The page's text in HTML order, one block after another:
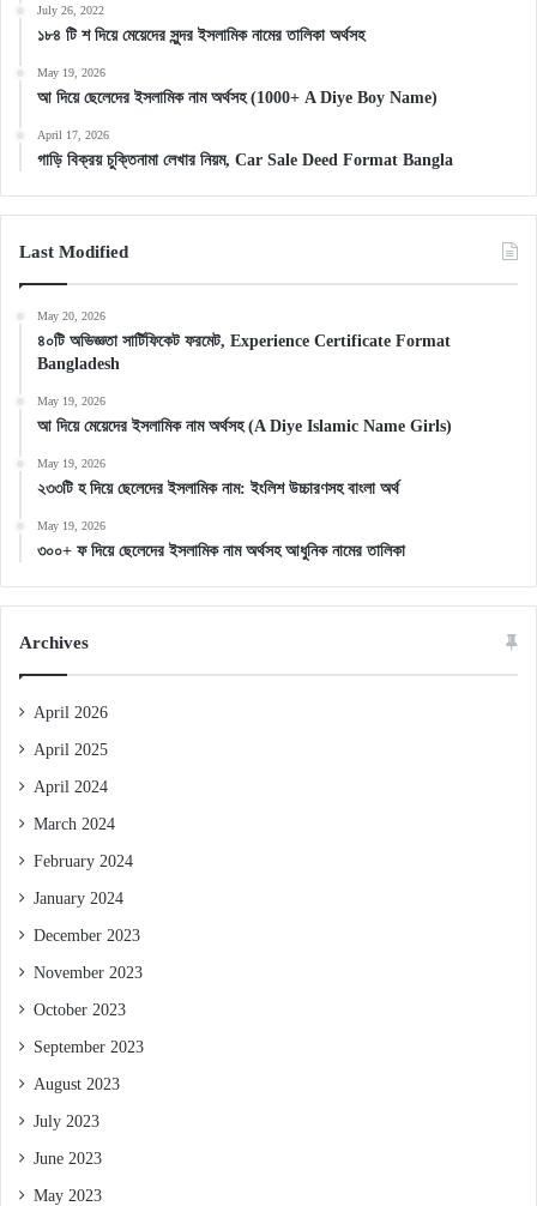
July 26, 2022
১৮৪ টি শ দিয়ে মেয়েদের সুন্দর ইসলামিক নামের তালিকা অর্থসহ
May 19, 2026
আ দিয়ে ছেলেদের ইসলামিক নাম অর্থসহ (1000+ A Diye Boy Name)
April 17, 2026
গাড়ি বিক্রয় চুক্তিনামা লেখার নিয়ম, Car Sale Deed Format Bangla
Last Modified
May 20, 2026
৪০টি অভিজ্ঞতা সার্টিফিকেট ফরমেট, Experience Certificate Format
Bangladesh
May 19, 2026
আ দিয়ে মেয়েদের ইসলামিক নাম অর্থসহ (A Diye Islamic Name Girls)
May 19, 2026
২৩৩টি হ দিয়ে ছেলেদের ইসলামিক নাম: ইংলিশ উচ্চারণসহ বাংলা অর্থ
May 19, 2026
৩০০+ ফ দিয়ে ছেলেদের ইসলামিক নাম অর্থসহ আধুনিক নামের তালিকা
Archives
April 2026
April 2025
April 2024
March 2024
February 2024
January 2024
December 2023
November 2023
October 2023
September 2023
August 2023
July 2023
June 2023
May 2023